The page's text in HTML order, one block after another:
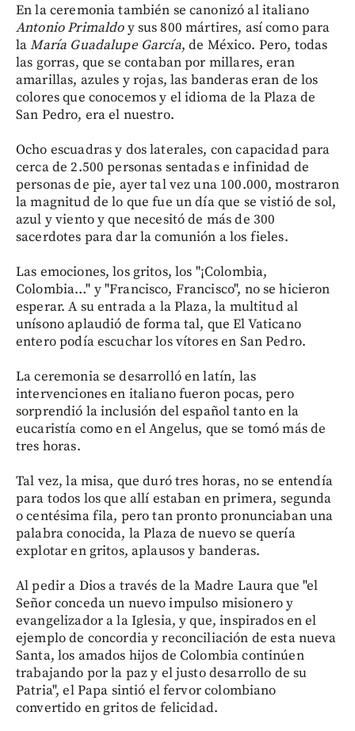
En la ceremonia también se canonizó al italiano
Antonio Primaldoy sus 800 mártires, así como para
laMaría Guadalupe García, de México. Pero, todas
las gorras, que se contaban por millares, eran
amarillas, azules y rojas, las banderas eran de los
colores que conocemos y el idioma de la Plaza de
San Pedro, era el nuestro.
Ocho escuadras y dos laterales, con capacidad para
cerca de 2.500 personas sentadas e infinidad de
personas de pie, ayer tal vez una 100.000, mostraron
la magnitud de lo que fue un día que se vistió de sol,
azul y viento y que necesitó de más de 300
sacerdotes para dar la comunión a los fieles.
Las emociones, los gritos, los "¡Colombia,
Colombia…" y "Francisco, Francisco", no se hicieron
esperar. A su entrada a la Plaza, la multitud al
unísono aplaudió de forma tal, que El Vaticano
entero podía escuchar los vítores en San Pedro.
La ceremonia se desarrolló en latín, las
intervenciones en italiano fueron pocas, pero
sorprendió la inclusión del español tanto en la
eucaristía como en el Angelus, que se tomó más de
tres horas.
Tal vez, la misa, que duró tres horas, no se entendía
para todos los que allí estaban en primera, segunda
o centésima fila, pero tan pronto pronunciaban una
palabra conocida, la Plaza de nuevo se quería
explotar en gritos, aplausos y banderas.
Al pedir a Dios a través de la Madre Laura que "el
Señor conceda un nuevo impulso misionero y
evangelizador a la Iglesia, y que, inspirados en el
ejemplo de concordia y reconciliación de esta nueva
Santa, los amados hijos de Colombia continúen
trabajando por la paz y el justo desarrollo de su
Patria", el Papa sintió el fervor colombiano
convertido en gritos de felicidad.